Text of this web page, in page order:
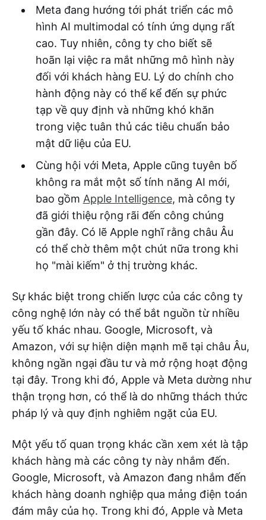
Meta đang hướng tới phát triển các mô
hình AI multimodal có tính ứng dụng rất
cao. Tuy nhiên, công ty cho biết sẽ
hoãn lại việc ra mắt những mô hình này
đối với khách hàng EU. Lý do chính cho
hành động này có thể kể đến sự phức
tạp về quy định và những khó khăn
trong việc tuân thủ các tiêu chuẩn bảo
mật dữ liệu của EU.
Cùng hội với Meta, Apple cũng tuyên bố
không ra mắt một số tính năng AI mới,
bao gồm Apple Intelligence, mà công ty
đã giới thiệu rộng rãi đến công chúng
gần đây. Có lẽ Apple nghĩ rằng châu Âu
có thể chờ thêm một chút nữa trong khi
họ "mài kiếm" ở thị trường khác.
Sự khác biệt trong chiến lược của các công ty
công nghệ lớn này có thể bắt nguồn từ nhiều
yếu tố khác nhau. Google, Microsoft, và
Amazon, với sự hiện diện mạnh mẽ tại châu Âu,
không ngần ngại đầu tư và mở rộng hoạt động
tại đây. Trong khi đó, Apple và Meta dường như
thận trọng hơn, có thể là do những thách thức
pháp lý và quy định nghiêm ngặt của EU.
Một yếu tố quan trọng khác cần xem xét là tập
khách hàng mà các công ty này nhắm đến.
Google, Microsoft, và Amazon đang nhắm đến
khách hàng doanh nghiệp qua mảng điện toán
đám mây của họ. Trong khi đó, Apple và Meta